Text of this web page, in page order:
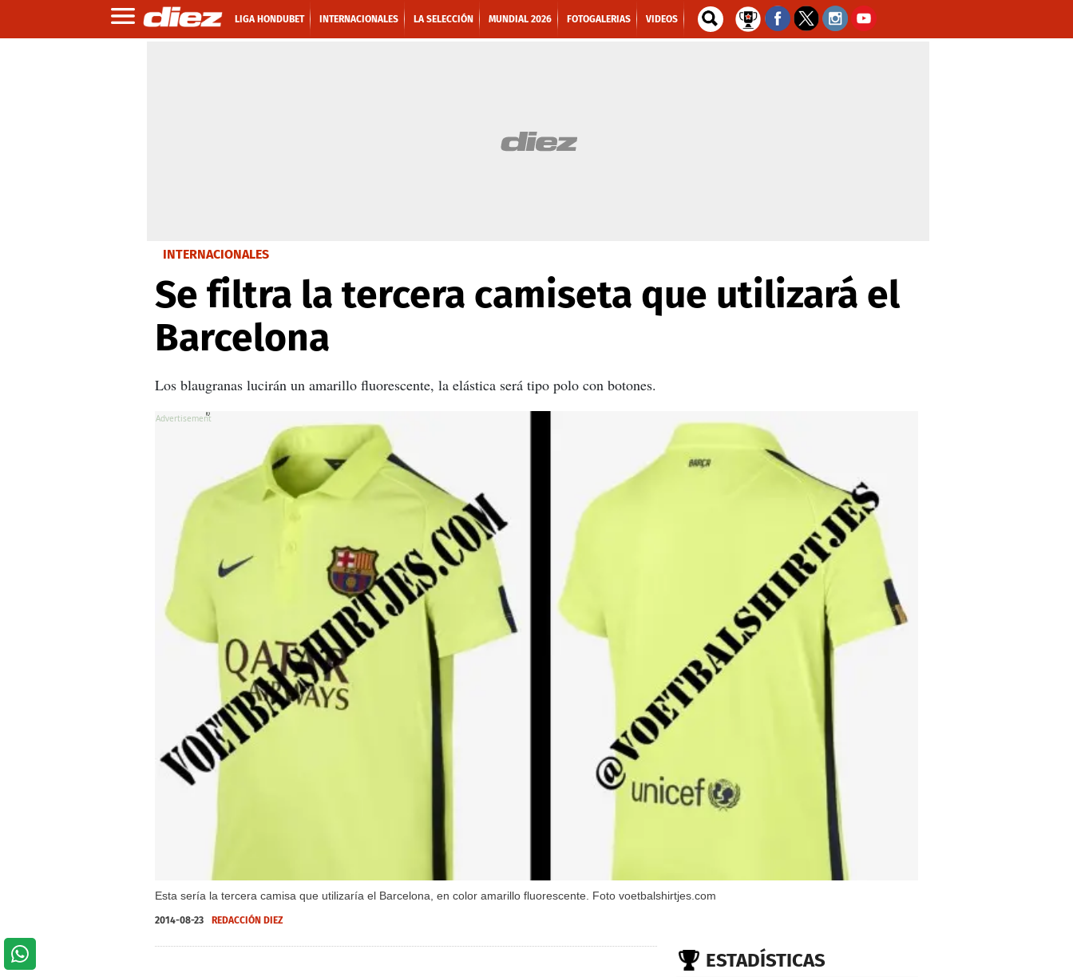
LIGA HONDUBET INTERNACIONALES LA SELECCIÓN MUNDIAL 2026 FOTOGALERIAS VIDEOS
INTERNACIONALES
Se filtra la tercera camiseta que utilizará el
Barcelona
Los blaugranas lucirán un amarillo fluorescente, la elástica será tipo polo con botones.
Esta sería la tercera camisa que utilizaría el Barcelona, en color amarillo fluorescente. Foto voetbalshirtjes.com
X
2014-08-23 REDACCIÓN DIEZ
ESTADÍSTICAS